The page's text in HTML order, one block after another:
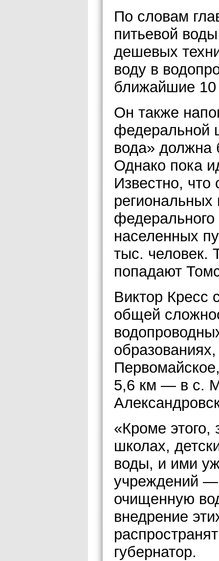
По словам
питьевой
дешевых
воду в
ближайшие
Он также
федеральной
вода» должна
Однако пока
Известно,
региональных
населенных
тыс. человек.
попадают
Виктор Кресс
общей
5,6 км — в с.
«Кроме этого,
школах,
воды, и ими
учреждений —
очищенную
внедрение
губернатор.